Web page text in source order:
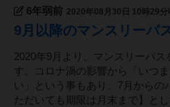
6年弱前 2020年08月30日 10時29分
9月以降のマンスリーパ
2020年9月より、マンスリーパス
す。コロナ渦の影響から「いつ
い」という事もあり、7月からの
ただいても期限は月末まで】と